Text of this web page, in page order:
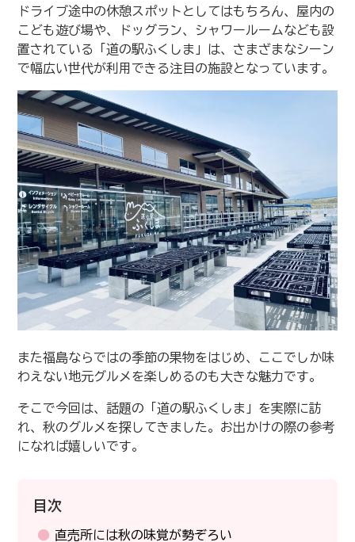
ドライブ途中の休憩スポットとしてはもちろん、屋内の
こども遊び場や、ドッグラン、シャワールームなども設
置されている「道の駅ふくしま」は、さまざまなシーン
で幅広い世代が利用できる注目の施設となっています。
また福島ならではの季節の果物をはじめ、ここでしか味
わえない地元グルメを楽しめるのも大きな魅力です。
そこで今回は、話題の「道の駅ふくしま」を実際に訪
れ、秋のグルメを探してきました。お出かけの際の参考
になれば嬉しいです。
目次
直売所には秋の味覚が勢ぞろい